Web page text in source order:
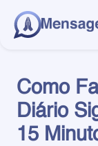
Como
Diário
15